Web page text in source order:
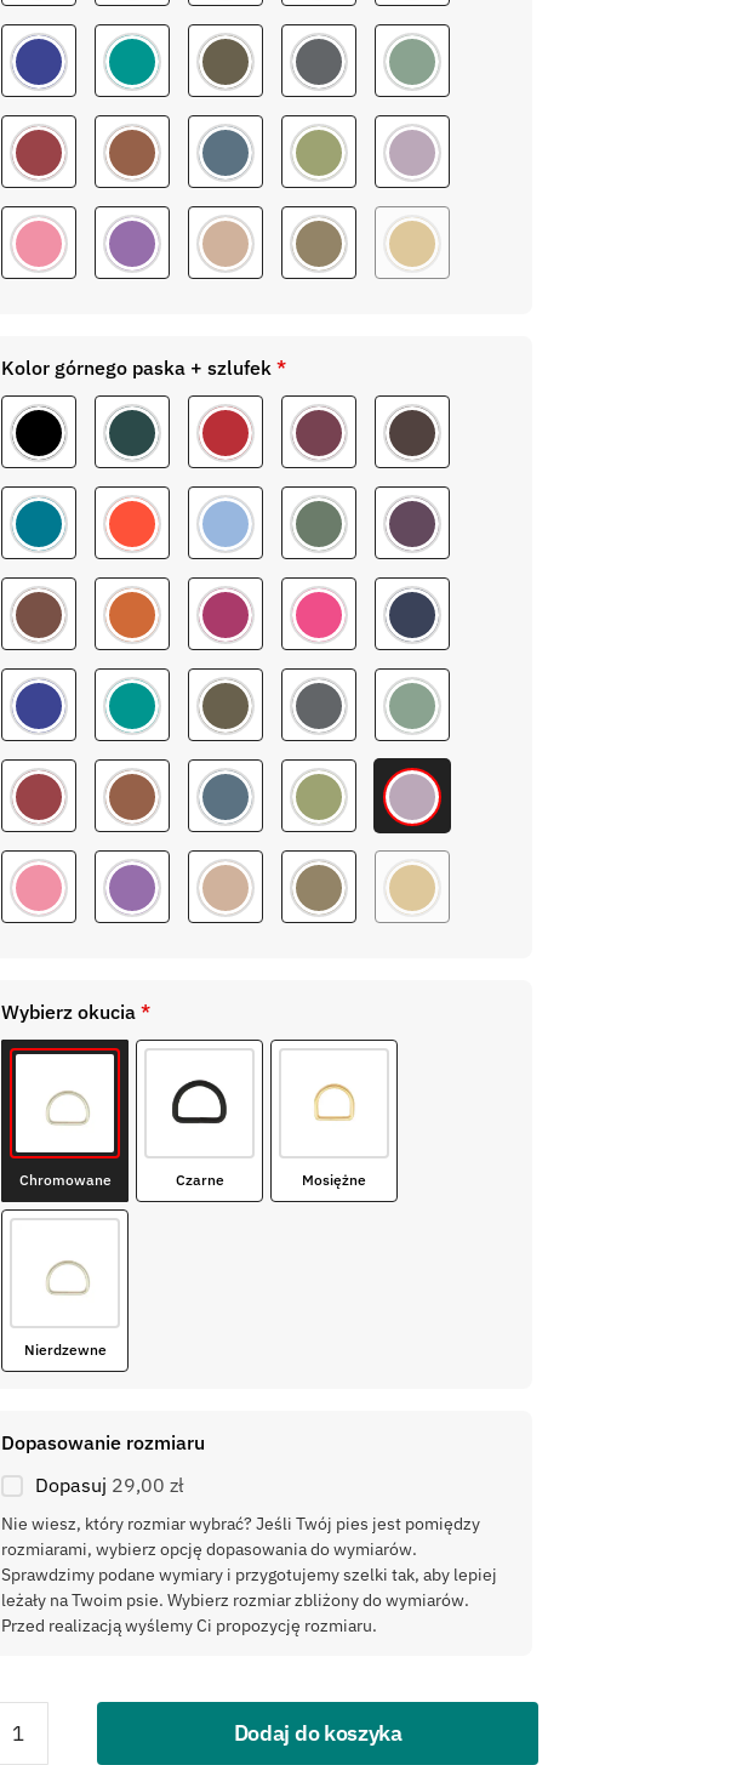
Kolor górnego paska + szlufek *
Wybierz okucia *
Chromowane Czarne Mosiężne
Nierdzewne
Dopasowanie rozmiaru
Dopasuj 29,00 zł
Nie wiesz, który rozmiar wybrać? Jeśli Twój pies jest pomiędzy
rozmiarami, wybierz opcję dopasowania do wymiarów.
Sprawdzimy podane wymiary i przygotujemy szelki tak, aby lepiej
leżały na Twoim psie. Wybierz rozmiar zbliżony do wymiarów.
Przed realizacją wyślemy Ci propozycję rozmiaru.
Dodaj do koszyka